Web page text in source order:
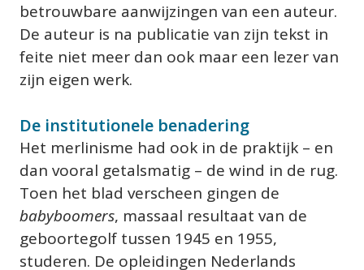
betrouwbare aanwijzingen van een auteur.
De auteur is na publicatie van zijn tekst in
feite niet meer dan ook maar een lezer van
zijn eigen werk.
De institutionele benadering
Het merlinisme had ook in de praktijk – en
dan vooral getalsmatig – de wind in de rug.
babyboomers, massaal resultaat van de
geboortegolf tussen 1945 en 1955,
studeren. De opleidingen Nederlands